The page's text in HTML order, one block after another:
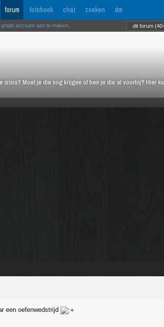
forum fotoboek chat zoeken dm
crisis? Moet je die nog krijgen of ben je die al voorbij? Hier
account aan te maken
een oefenwedstrijd